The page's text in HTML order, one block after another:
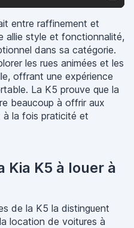
entre raffinement et
allie style et fonctionnalité,
dans sa catégorie.
les rues animées et les
offrant une expérience
La K5 prouve que la
beaucoup à offrir aux
à la fois praticité et
Kia K5 à louer à
de la K5 la distinguent
location de voitures à